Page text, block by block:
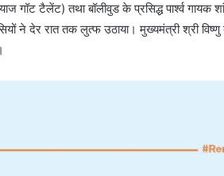
गॉट टैलेंट) तथा बॉलीवुड के प्रसिद्ध पार्श्व गायक
ने देर रात तक लुत्फ उठाया। मुख्यमंत्री श्री